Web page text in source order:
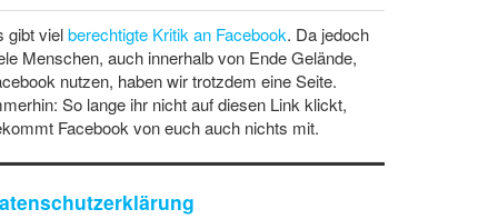
gibt vielberechtigte Kritik an Facebook. Da jedoch
Menschen, auch innerhalb von Ende Gelände,
nutzen, haben wir trotzdem eine Seite.
So lange ihr nicht auf diesen Link klickt,
Facebook von euch auch nichts mit.